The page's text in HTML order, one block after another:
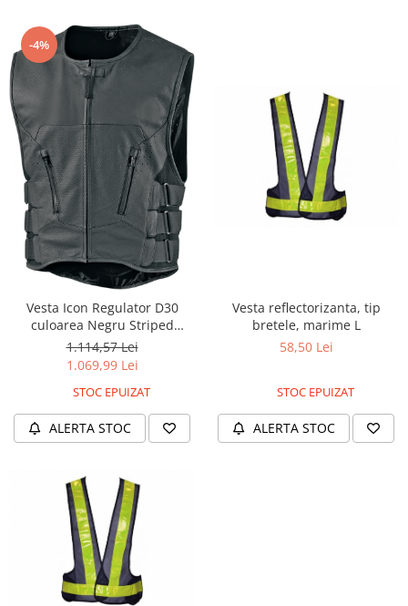
-4%
Vesta Icon Regulator D30
culoarea Negru Striped
marimea 4XL
1.114,57 Lei
1.069,99 Lei
STOC EPUIZAT
ALERTA STOC
Vesta reflectorizanta, tip
bretele, marime L
58,50 Lei
STOC EPUIZAT
ALERTA STOC